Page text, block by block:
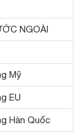
NGOÀI
Mỹ
EU
Hàn Quốc